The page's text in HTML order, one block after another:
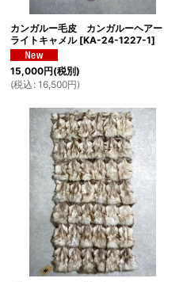
カンガルー毛皮 カンガルーヘアー
ライトキャメル [KA-24-1227-1]
15,000円(税別)
(税込 : 16,500円)